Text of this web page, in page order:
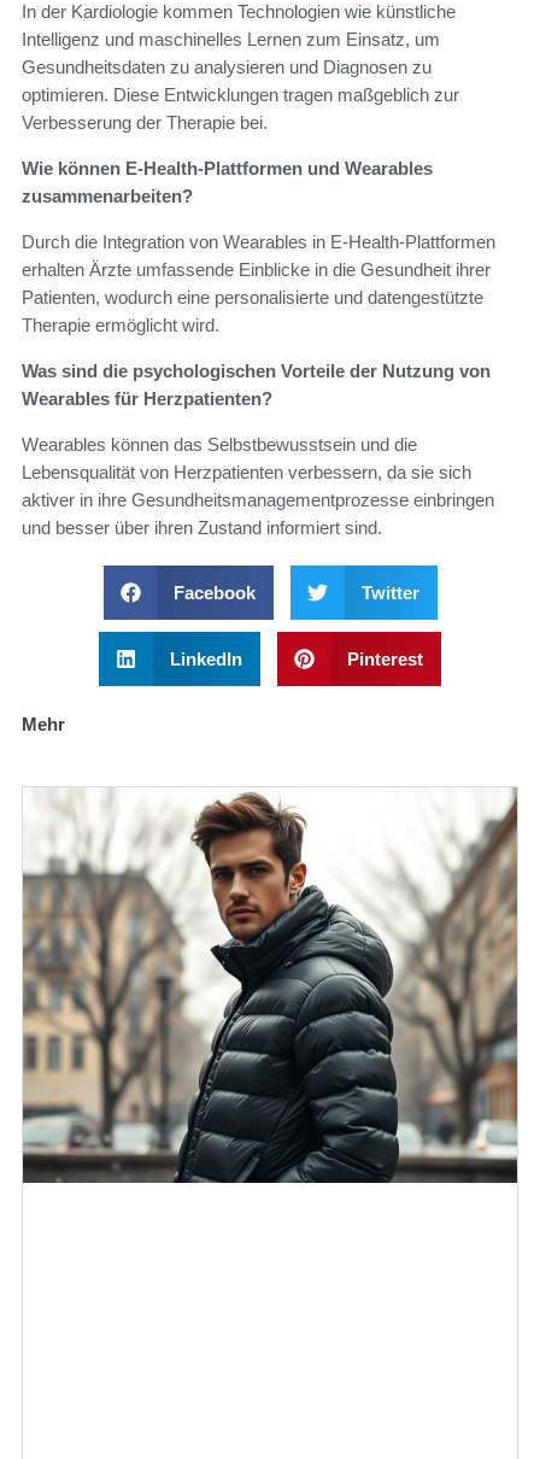
In der Kardiologie kommen Technologien wie künstliche
Intelligenz und maschinelles Lernen zum Einsatz, um
Gesundheitsdaten zu analysieren und Diagnosen zu
optimieren. Diese Entwicklungen tragen maßgeblich zur
Verbesserung der Therapie bei.
Wie können E-Health-Plattformen und Wearables
zusammenarbeiten?
Durch die Integration von Wearables in E-Health-Plattformen
erhalten Ärzte umfassende Einblicke in die Gesundheit ihrer
Patienten, wodurch eine personalisierte und datengestützte
Therapie ermöglicht wird.
Was sind die psychologischen Vorteile der Nutzung von
Wearables für Herzpatienten?
Wearables können das Selbstbewusstsein und die
Lebensqualität von Herzpatienten verbessern, da sie sich
aktiver in ihre Gesundheitsmanagementprozesse einbringen
und besser über ihren Zustand informiert sind.
Facebook Twitter
LinkedIn Pinterest
Mehr